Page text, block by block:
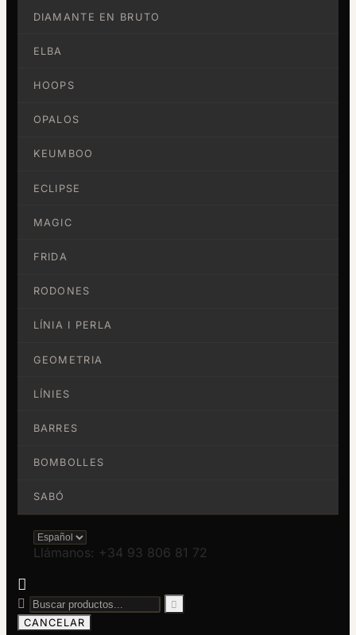
DIAMANTE EN BRUTO
ELBA
HOOPS
OPALOS
KEUMBOO
ECLIPSE
MAGIC
FRIDA
RODONES
LÍNIA I PERLA
GEOMETRIA
LÍNIES
BARRES
BOMBOLLES
SABÓ
Llámanos: +34 93 806 81 72



CANCELAR